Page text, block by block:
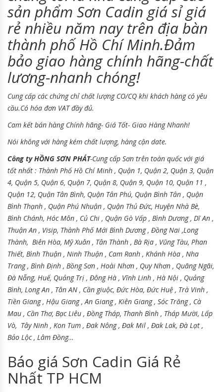
sản phẩm Sơn Cadin giá sỉ giá
rẻ nhiều năm nay trên địa bàn
thành phố Hồ Chí Minh.Đảm
bảo giao hàng chính hãng-chất
lương-nhanh chóng!
Cung cấp các chứng chỉ chất lượng CO/CQ khi khách hàng có yêu
cầu.Có hóa đơn VAT đầy đủ.
Cam kết bán hàng Chính hãng- Giá Tốt- Giao Hàng Nhanh!
Nói không với hàng kém chất lượng, hàng cận date.
Công ty HỒNG SƠN PHÁT-Cung cấp Sơn trên toàn quốc với giá
tốt nhất : Thành Phố Hồ Chí Minh , Quận 1, Quận 2, Quận 3, Quận
4, Quận 5, Quận 6, Quận 7, Quận 8, Quận 9, Quận 10, Quận 11 ,
Quận 12, Quận Tân Bình, Quận Tân Phú, Quận Bình Tân , Quận
Bình Thạnh , Quận Phú Nhuận , Quận Thủ Đức, Huyện Nhà Bè,
Bình Chánh, Hóc Môn , Củ Chi , Quận Gò Vấp , Bình Dương , Dĩ An ,
Thuận An , Visip, Thành Phố Mới Bình Dương , Đồng Nai ,Long
Thành, Biên Hòa, Mỹ Xuân , Tân Thành , Bà Rịa , Vũng Tàu, Phan
Thiết, Bình Thuận , Ninh Thuận , Cam Ranh , Khánh Hòa , Nha
Trang , Bình Định , Bồng Sơn , Hoài Nhơn , Quy Nhơn , Quãng Ngãi,
Đà Nẵng, Huế, Quảng Trị , Đông Hà , Vĩnh Linh , Hà Nội , Quảng
Bình, Long An , Tân AN , Cần giuộc, Đức Hòa, Đức Huệ , Trà Vinh ,
Tiền Giang , Hậu Giang , An Giang , Kiên Giang , Sóc Trăng , Cà
Mau , Cần Thơ, Bạc Liêu , Đồng Tháp, Thanh Bình , Tháp Mười, Lấp
Vò, Tây Ninh , Kon Tum , Đak Nông , Đak Mil , Đak Lak, Đà Lạt ,
Bảo Lộc , Lâm Đồng…
Báo giá Sơn Cadin Giá Rẻ
Nhất TP HCM